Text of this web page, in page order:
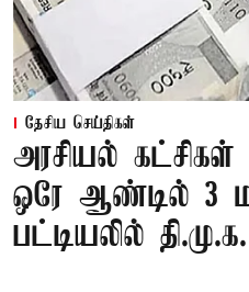
தேசிய செய்திகள்
அரசியல்
ஒரே ஆண்டில் 3
பட்டியலில்